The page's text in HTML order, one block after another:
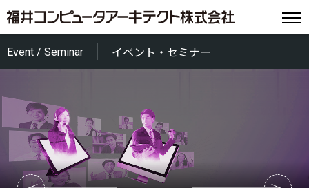
Event / Seminar イベント・セミナー